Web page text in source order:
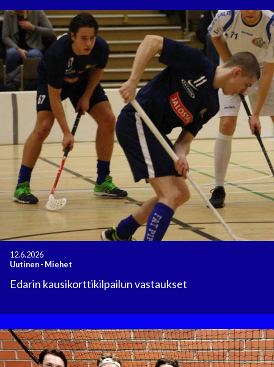
12.6.2026
Uutinen- Miehet
Edarin kausikorttikilpailun vastaukset